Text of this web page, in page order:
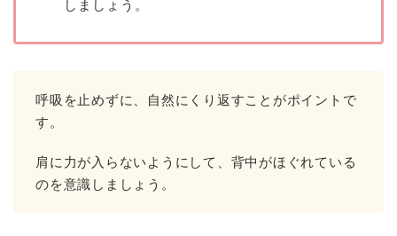
しましょう。
呼吸を止めずに、自然にくり返すことがポイントで
す。
肩に力が入らないようにして、背中がほぐれている
のを意識しましょう。